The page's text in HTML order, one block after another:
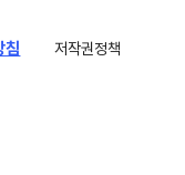
침
저작권정책